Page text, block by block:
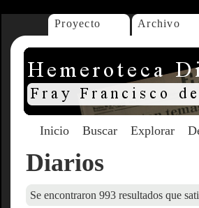
Proyecto Archivo
Inicio Buscar Explorar
Diarios
Se encontraron 993 resultados que